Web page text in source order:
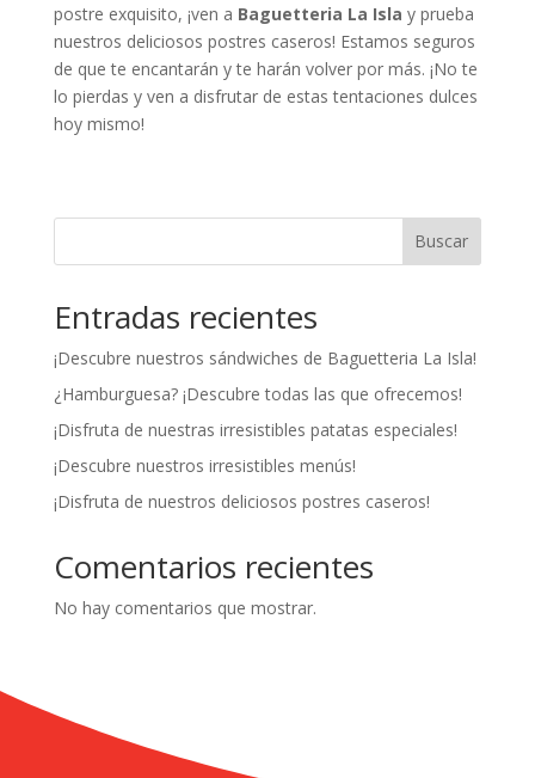
postre exquisito, ¡ven a Baguetteria La Isla y prueba
nuestros deliciosos postres caseros! Estamos seguros
de que te encantarán y te harán volver por más. ¡No te
lo pierdas y ven a disfrutar de estas tentaciones dulces
hoy mismo!
Buscar
Entradas recientes
¡Descubre nuestros sándwiches de Baguetteria La Isla!
¿Hamburguesa? ¡Descubre todas las que ofrecemos!
¡Disfruta de nuestras irresistibles patatas especiales!
¡Descubre nuestros irresistibles menús!
¡Disfruta de nuestros deliciosos postres caseros!
Comentarios recientes
No hay comentarios que mostrar.